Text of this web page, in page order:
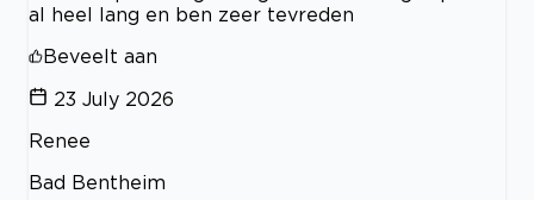
al heel lang en ben zeer tevreden
Beveelt aan
23 July 2026
Renee
Bad Bentheim